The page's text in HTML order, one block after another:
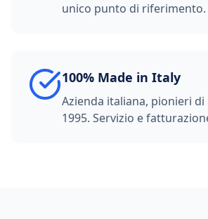
unico punto di riferimento.
100% Made in Italy
Azienda italiana, pionieri
1995. Servizio e